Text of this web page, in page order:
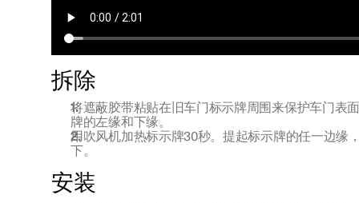
拆除
将遮蔽胶带粘贴在旧车门标示牌周围来保护车门表
牌的左缘和下缘。
用吹风机加热标示牌30秒。提起标示牌的任一边缘
下。
安装